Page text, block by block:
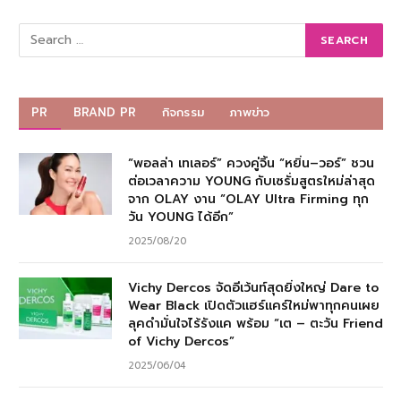
PR BRAND PR กิจกรรม ภาพข่าว
“พอลล่า เทเลอร์” ควงคู่จิ้น “หยิ่น–วอร์” ชวน
ต่อเวลาความ YOUNG กับเซรั่มสูตรใหม่ล่าสุด
จาก OLAY งาน “OLAY Ultra Firming ทุก
วัน YOUNG ได้อีก”
2025/08/20
Vichy Dercos จัดอีเว้นท์สุดยิ่งใหญ่ Dare to
Wear Black เปิดตัวแฮร์แคร์ใหม่พาทุกคนเผย
ลุคดำมั่นใจไร้รังแค พร้อม “เต – ตะวัน Friend
of Vichy Dercos”
2025/06/04